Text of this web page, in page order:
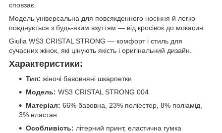
сповзає.
Модель універсальна для повсякденного носіння й легко
поєднується з будь-яким взуттям — від кросівок до мокасин.
Giulia WS3 CRISTAL STRONG — комфорт і стиль для
сучасних жінок, які цінують якість і оригінальний дизайн.
Характеристики:
Тип: жіночі бавовняні шкарпетки
Модель: WS3 CRISTAL STRONG 004
Матеріал: 66% бавовна, 23% поліестер, 8% поліамід,
3% еластан
Особливість: літерний принт, еластична гумка